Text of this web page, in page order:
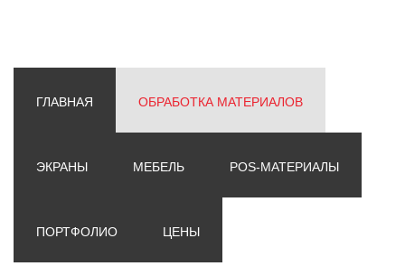
ГЛАВНАЯ ОБРАБОТКА МАТЕРИАЛОВ
ЭКРАНЫ МЕБЕЛЬ POS-МАТЕРИАЛЫ
ПОРТФОЛИО ЦЕНЫ